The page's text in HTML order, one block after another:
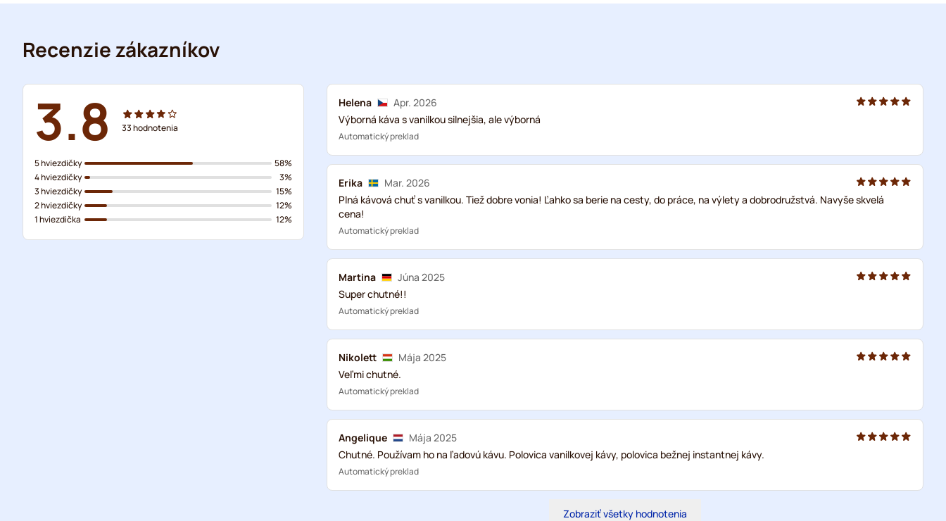
Recenzie zákazníkov
3.8 33hodnotenia
5 hviezdičky
4 hviezdičky
3 hviezdičky
2 hviezdičky
1 hviezdička
58%
3%
15%
12%
12%
Helena
Apr. 2026
Výborná káva s vanilkou silnejšia, ale výborná
Automatický preklad
Erika
Mar. 2026
Plná kávová chuť s vanilkou. Tiež dobre vonia! Ľahko sa berie na cesty, do práce, na výlety a dobrodružstvá. Navyše skvelá
cena!
Automatický preklad
Martina
Júna 2025
Super chutné!!
Automatický preklad
Nikolett
Mája 2025
Veľmi chutné.
Automatický preklad
Angelique
Mája 2025
Chutné. Používam ho na ľadovú kávu. Polovica vanilkovej kávy, polovica bežnej instantnej kávy.
Automatický preklad
Zobraziť všetky hodnotenia